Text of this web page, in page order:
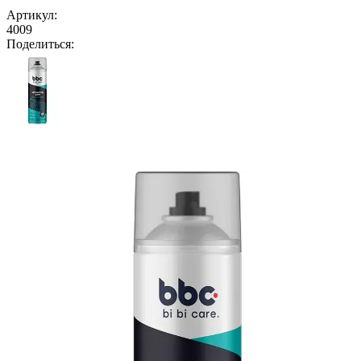
Артикул:
4009
Поделиться: